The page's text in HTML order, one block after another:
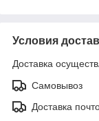
Условия
Доставка
Самовывоз
Доставка